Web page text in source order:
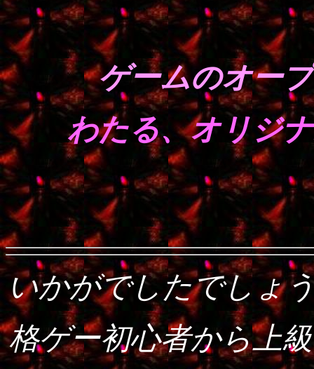
ゲームのオー
わたる、オリジ
いかがでしたでしょ
格ゲー初心者から上